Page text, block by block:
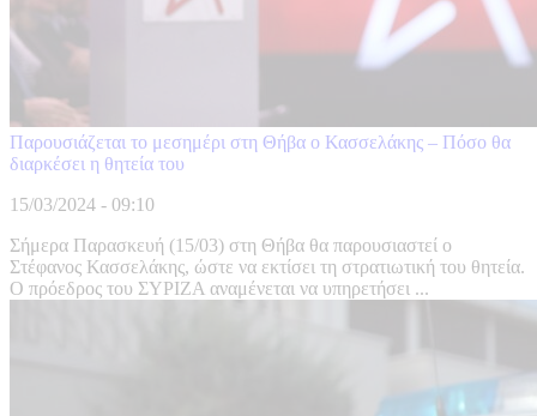
Παρουσιάζεται το μεσημέρι στη Θήβα ο Κασσελάκης – Πόσο θα
διαρκέσει η θητεία του
15/03/2024 - 09:10
Σήμερα Παρασκευή (15/03) στη Θήβα θα παρουσιαστεί ο
Στέφανος Κασσελάκης, ώστε να εκτίσει τη στρατιωτική του θητεία.
Ο πρόεδρος του ΣΥΡΙΖΑ αναμένεται να υπηρετήσει ...